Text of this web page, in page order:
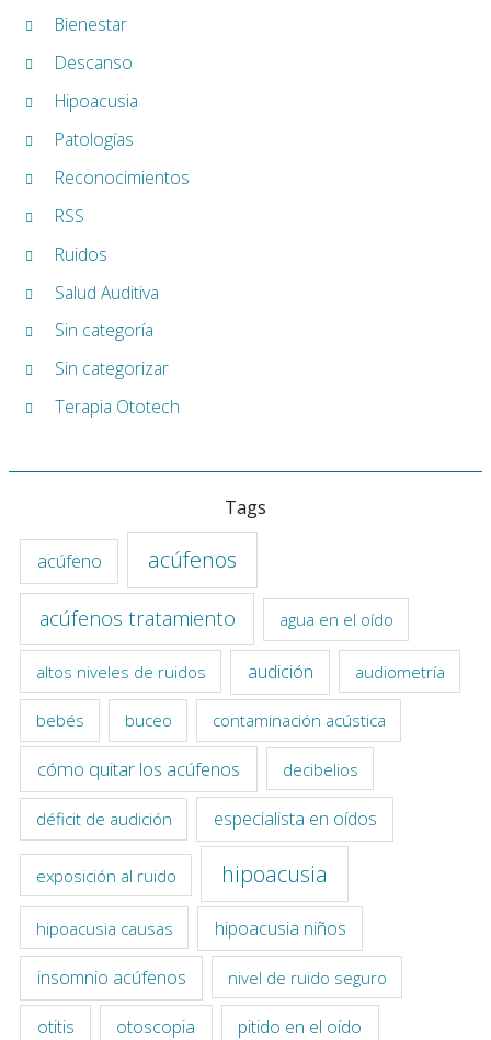
Bienestar
Descanso
Hipoacusia
Patologías
Reconocimientos
RSS
Ruidos
Salud Auditiva
Sin categoría
Sin categorizar
Terapia Ototech
Tags
acúfeno acúfenos
acúfenos tratamiento agua en el oído
altos niveles de ruidos audición audiometría
bebés buceo contaminación acústica
cómo quitar los acúfenos decibelios
déficit de audición especialista en oídos
exposición al ruido hipoacusia
hipoacusia causas hipoacusia niños
insomnio acúfenos nivel de ruido seguro
otitis otoscopia pitido en el oído